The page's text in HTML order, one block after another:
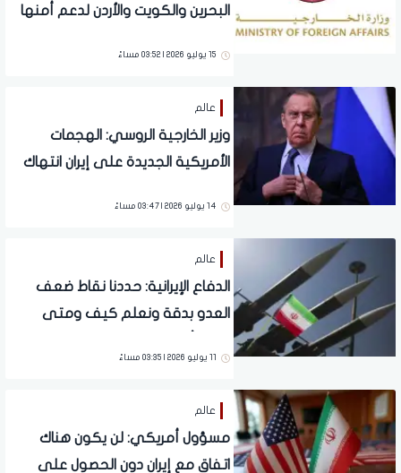
البحرين والكويت والأردن لدعم أمنها
15 يوليو 2026 | 03:52 مساءً
عالم
وزير الخارجية الروسي: الهجمات
الأمريكية الجديدة على إيران انتهاك
14 يوليو 2026 | 03:47 مساءً
عالم
الدفاع الإيرانية: حددنا نقاط ضعف
العدو بدقة ونعلم كيف ومتى
11 يوليو 2026 | 03:35 مساءً
عالم
مسؤول أمريكي: لن يكون هناك
اتفاق مع إيران دون الحصول على